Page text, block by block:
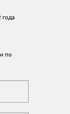
года
по